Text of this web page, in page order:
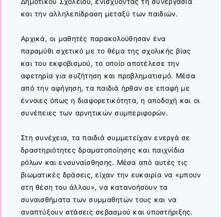
και την αλληλεπίδραση μεταξύ των παιδιών.
Αρχικά, οι μαθητές παρακολούθησαν ένα
παραμύθι σχετικό με το θέμα της σχολικής βίας
και του εκφοβισμού, το οποίο αποτέλεσε την
αφετηρία για συζήτηση και προβληματισμό. Μέσα
από την αφήγηση, τα παιδιά ήρθαν σε επαφή με
έννοιες όπως η διαφορετικότητα, η αποδοχή και οι
συνέπειες των αρνητικών συμπεριφορών.
Στη συνέχεια, τα παιδιά συμμετείχαν ενεργά σε
δραστηριότητες δραματοποίησης και παιχνίδια
ρόλων και ενσυναίσθησης. Μέσα από αυτές τις
βιωματικές δράσεις, είχαν την ευκαιρία να «μπουν
στη θέση του άλλου», να κατανοήσουν τα
συναισθήματα των συμμαθητών τους και να
αναπτύξουν στάσεις σεβασμού και υποστήριξης.